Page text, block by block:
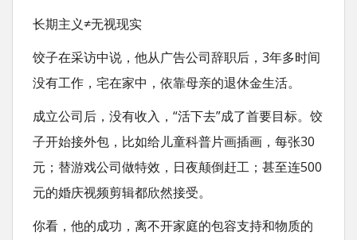
长期主义≠无视现实
饺子在采访中说，他从广告公司辞职后，3年多时间
没有工作，宅在家中，依靠母亲的退休金生活。
成立公司后，没有收入，“活下去”成了首要目标。饺
子开始接外包，比如给儿童科普片画插画，每张30
元；替游戏公司做特效，日夜颠倒赶工；甚至连500
元的婚庆视频剪辑都欣然接受。
你看，他的成功，离不开家庭的包容支持和物质的